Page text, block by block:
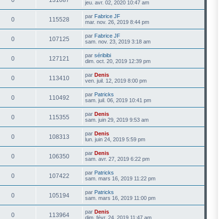
jeu. avr. 02, 2020 10:47 am
0 115528 par Fabrice JF
mar. nov. 26, 2019 8:44 pm
0 107125 par Fabrice JF
sam. nov. 23, 2019 3:18 am
0 127121 par séribibi
dim. oct. 20, 2019 12:39 pm
0 113410 par Denis
ven. juil. 12, 2019 8:00 pm
0 110492 par Patricks
sam. juil. 06, 2019 10:41 pm
0 115355 par Denis
sam. juin 29, 2019 9:53 am
0 108313 par Denis
lun. juin 24, 2019 5:59 pm
0 106350 par Denis
sam. avr. 27, 2019 6:22 pm
0 107422 par Patricks
sam. mars 16, 2019 11:22 pm
0 105194 par Patricks
sam. mars 16, 2019 11:00 pm
0 113964 par Denis
dim. févr. 24, 2019 11:47 am